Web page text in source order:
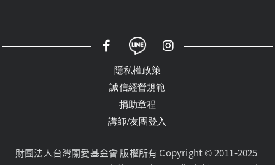
社群選單
隱私權政策
誠信經營規範
捐助章程
講師/友團登入
財團法人台灣關愛基金會 版權所有 Copyright © 2011-2025